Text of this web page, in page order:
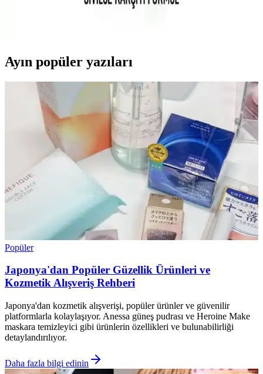
Carvien's Çay Ağacı Yağlı Yüz Yıkama Jeli, doğal içeriklerle akne
Ayın popüler yazıları
Popüler
Japonya'dan Popüler Güzellik Ürünleri ve
Kozmetik Alışveriş Rehberi
Japonya'dan kozmetik alışverişi, popüler ürünler ve güvenilir
platformlarla kolaylaşıyor. Anessa güneş pudrası ve Heroine Make
maskara temizleyici gibi ürünlerin özellikleri ve bulunabilirliği
detaylandırılıyor.
Daha fazla bilgi edinin